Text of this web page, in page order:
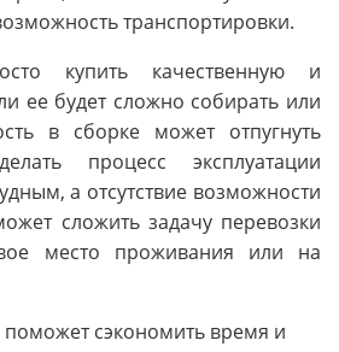
транспортировки.
купить качественную и
ее будет сложно собирать или
в сборке может отпугнуть
процесс эксплуатации
а отсутствие возможности
сложить задачу перевозки
место проживания или на
поможет сэкономить время и